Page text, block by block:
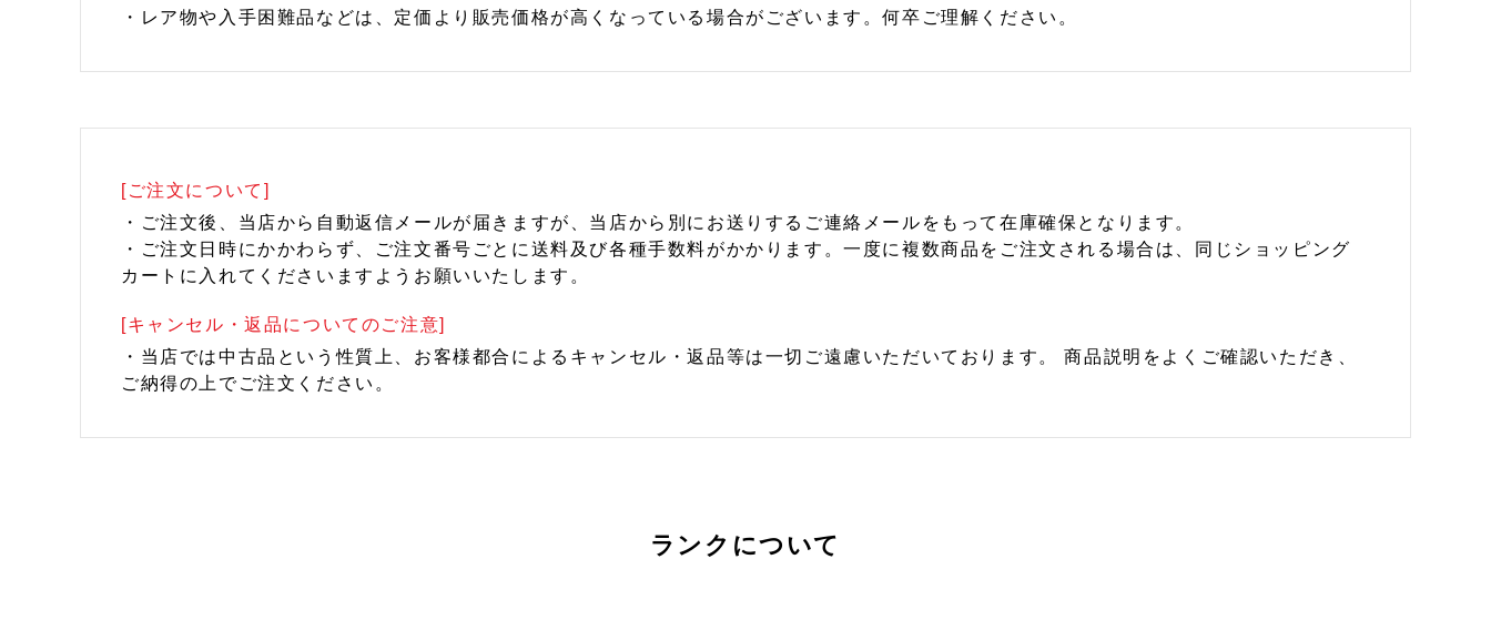
・レア物や入手困難品などは、定価より販売価格が高くなっている場合がございます。何卒ご理解ください。
[ご注文について]
・ご注文後、当店から自動返信メールが届きますが、当店から別にお送りするご連絡メールをもって在庫確保となります。
・ご注文日時にかかわらず、ご注文番号ごとに送料及び各種手数料がかかります。一度に複数商品をご注文される場合は、同じショッピング
カートに入れてくださいますようお願いいたします。
[キャンセル・返品についてのご注意]
・当店では中古品という性質上、お客様都合によるキャンセル・返品等は一切ご遠慮いただいております。 商品説明をよくご確認いただき、
ご納得の上でご注文ください。
ランクについて